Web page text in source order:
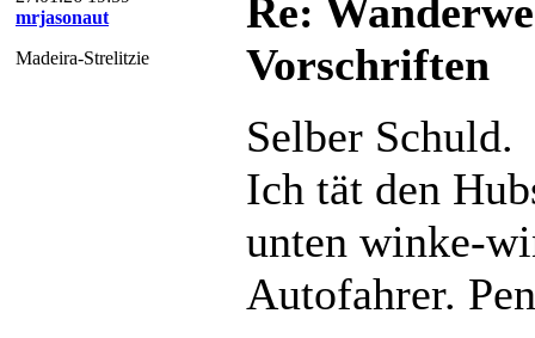
mrjasonaut
Madeira-Strelitzie
Re:
Vorschriften
Selber Schuld.
Ich tät den
unten winke-
Autofahrer.